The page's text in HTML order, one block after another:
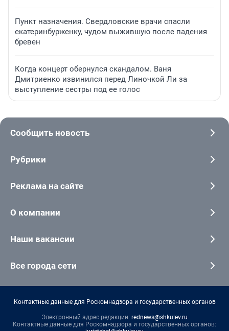
Пункт назначения. Свердловские врачи спасли
екатеринбурженку, чудом выжившую после падения
бревен
Когда концерт обернулся скандалом. Ваня
Дмитриенко извинился перед Линочкой Ли за
выступление сестры под ее голос
Сообщить новость
Рубрики
Реклама на сайте
О компании
Наши вакансии
Все города сети
Контактные данные для Роскомнадзора и государственных органов
Электронный адрес редакции: rednews@shkulev.ru
Контактные данные для Роскомнадзора и государственных органов: